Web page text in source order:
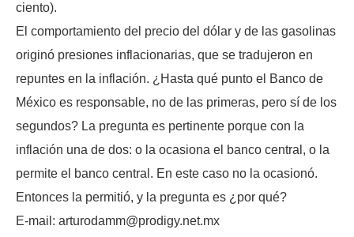
ciento).
El comportamiento del precio del dólar y de las gasolinas
originó presiones inflacionarias, que se tradujeron en
repuntes en la inflación. ¿Hasta qué punto el Banco de
México es responsable, no de las primeras, pero sí de los
segundos? La pregunta es pertinente porque con la
inflación una de dos: o la ocasiona el banco central, o la
permite el banco central. En este caso no la ocasionó.
Entonces la permitió, y la pregunta es ¿por qué?
E-mail: arturodamm@prodigy.net.mx